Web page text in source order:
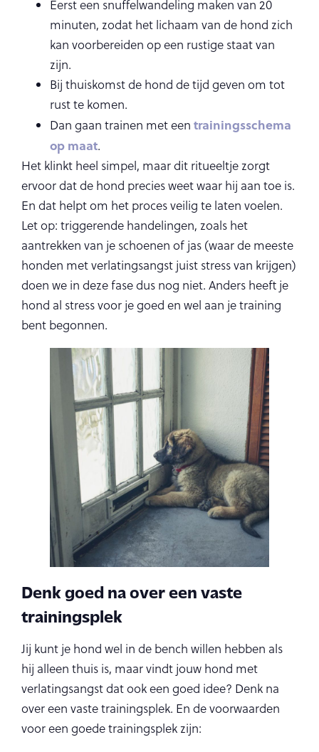
Eerst een snuffelwandeling maken van 20
minuten, zodat het lichaam van de hond zich
kan voorbereiden op een rustige staat van
zijn.
Bij thuiskomst de hond de tijd geven om tot
rust te komen.
Dan gaan trainen met een trainingsschema
op maat.
Het klinkt heel simpel, maar dit ritueeltje zorgt
ervoor dat de hond precies weet waar hij aan toe is.
En dat helpt om het proces veilig te laten voelen.
Let op: triggerende handelingen, zoals het
aantrekken van je schoenen of jas (waar de meeste
honden met verlatingsangst juist stress van krijgen)
doen we in deze fase dus nog niet. Anders heeft je
hond al stress voor je goed en wel aan je training
bent begonnen.
Denk goed na over een vaste
trainingsplek
Jij kunt je hond wel in de bench willen hebben als
hij alleen thuis is, maar vindt jouw hond met
verlatingsangst dat ook een goed idee? Denk na
over een vaste trainingsplek. En de voorwaarden
voor een goede trainingsplek zijn: